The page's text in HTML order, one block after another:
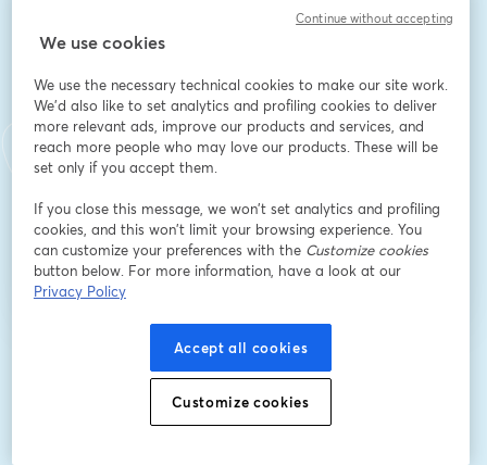
Empresa*
Cargo*
登録
登録済みですか？ここから参加
新しいタブで開く 新しいタブで開く
れます。 あなたの詳細はホストと共有されます。
We use cookies
We use the necessary technical cookies to make our site work.
We'd also like to set analytics and profiling cookies to deliver
more relevant ads, improve our products and services, and
reach more people who may love our products. These will be
set only if you accept them.
If you close this message, we won’t set analytics and profiling
cookies, and this won’t limit your browsing experience. You
can customize your preferences with the Customize cookies
button below. For more information, have a look at our
Privacy Policy
Accept all cookies
Customize cookies
Continue without accepting